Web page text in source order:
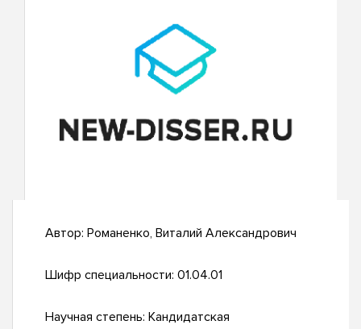
Автор: Романенко, Виталий Александрович
Шифр специальности: 01.04.01
Научная степень: Кандидатская